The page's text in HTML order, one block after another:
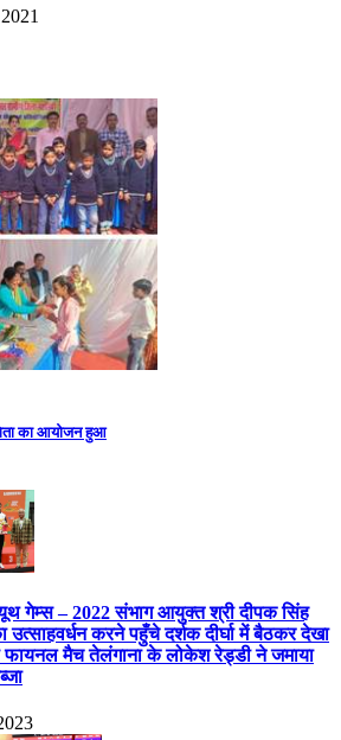
का आयोजन हुआ
गेम्स – 2022 संभाग आयुक्त श्री दीपक सिंह
उत्साहवर्धन करने पहुँचे दर्शक दीर्घा में बैठकर देखा
फायनल मैच तेलंगाना के लोकेश रेड्डी ने जमाया